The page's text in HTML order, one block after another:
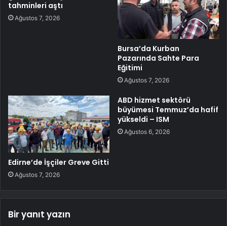
tahminleri aştı
Ağustos 7, 2026
Bursa’da Kurban
Pazarında Sahte Para
Eğitimi
Ağustos 7, 2026
Edirne’de İşçiler Greve Gitti
Ağustos 7, 2026
ABD hizmet sektörü
büyümesi Temmuz’da hafif
yükseldi – ISM
Ağustos 6, 2026
Bir yanıt yazın